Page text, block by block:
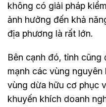
không có giải pháp
ảnh hưởng đến khả
địa phương là rất lớn.
Bên cạnh đó, tỉnh cũng
mạnh các vùng
vùng dừa hữu cơ phục
khuyến khích doanh